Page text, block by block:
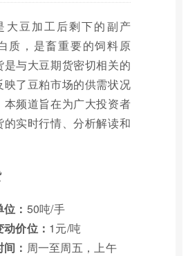
大豆加工后剩下的副产
质，是畜重要的饲料原
是与大豆期货密切相关的
映了豆粕市场的供需状况
本频道旨在为广大投资者
的实时行情、分析解读和
： 50吨/手
价位： 1元/吨
： 周一至周五，上午